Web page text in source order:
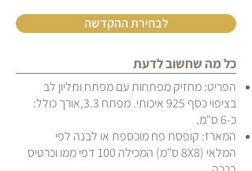
לבחירת ההקדשה
כל מה שחשוב לדעת
הפריט: מחזיק מפתחות עם מפתח ותליון לב
בציפוי כסף 925 איכותי. מפתח 3.3,אורך כולל:
כ-6 ס"מ.
המארז: קופסת פח מוכספת או לבנה לפי
המלאי (8X8 ס"מ) המכילה 100 דפי ממו וכרטיס